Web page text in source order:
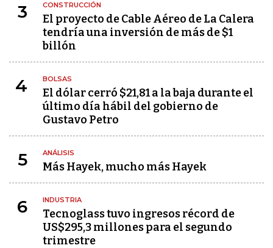
3 CONSTRUCCIÓN
El proyecto de Cable Aéreo de La Calera
tendría una inversión de más de $1
billón
4 BOLSAS
El dólar cerró $21,81 a la baja durante el
último día hábil del gobierno de
Gustavo Petro
5 ANÁLISIS
Más Hayek, mucho más Hayek
6 INDUSTRIA
Tecnoglass tuvo ingresos récord de
US$295,3 millones para el segundo
trimestre